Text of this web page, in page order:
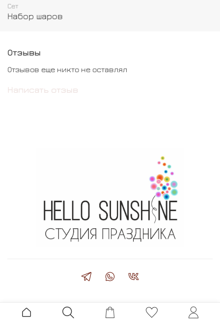
Шар хром - 3 шт
Кристальный шар гигант с индивидуальной
Сет
Набор шаров
Отзывы
Отзывов еще никто не оставлял
Написать отзыв